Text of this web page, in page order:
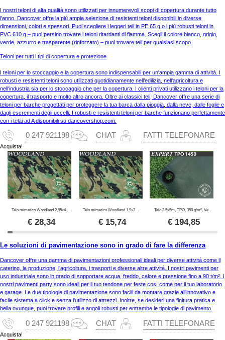
I nostri teloni di alta qualità sono utilizzati per innumerevoli scopi di copertura durante tutto
l'anno. Dancover offre la più ampia selezione di resistenti teloni disponibili in diverse
dimensioni, colori e spessori. Puoi scegliere i leggeri teli in PE 65 g o i più robusti teloni in
PVC 610 g – puoi persino trovare i teloni ritardanti di fiamma. Scegli il colore bianco, grigio,
verde, azzurro e trasparente (rinforzato) – puoi trovare teli per qualsiasi scopo.
Teloni per tutti i tipi di copertura e protezione
I teloni per lo stoccaggio e la copertura sono indispensabili per un'ampia gamma di attivitá. I
robusti e resistenti teloni sono utilizzati quotidianamente nell’edilizia, nell'agricoltura e
nell'industria sia per lo stoccaggio che per la copertura. I clienti privati utilizzano i teloni per la
copertura, il trasporto e molto altro ancora. Oltre ai classici teli, Dancover offre una serie di
teloni per barche progettati per proteggere la tua barca dalla pioggia, dalla neve, dalle foglie e
dagli escrementi degli uccelli. I robusti e resistenti teloni per barche funzionano perfettamente
con i telai ad A disponibili su dancovershop.com.
0 247 921198 CHAT FATTI TELEFONARE
Acquista!
Telo mimetico Woodland 2,85x4m, 100g/m²
€ 28,34
Telo mimetico Woodland 1,9x3m, 100g/m²
€ 15,74
Telo 3,5x5m, TPO, 350 g/m², Verde
€ 194,85
Le soluzioni di pavimentazione sono in grado di fare la differenza
Dancover offre una gamma di pavimentazioni professionali ideali per diverse attivitá come il
catering, la produzione, l’agricoltura, i trasporti e diverse altre attivitá. I nostri pavimenti per
uso industriale sono in grado di sopportare acqua, freddo, calore e pressione fino a 90 t/m². I
nostri pavimenti party sono ideali per il tuo tendone per feste così come per il tuo laboratorio
e garage. Le due tipologie di pavimentazione sono facili da montare grazie all’innovativo e
facile sistema a click e senza l'utilizzo di attrezzi. Inoltre, se desideri una finitura pratica e
bella ovunque, puoi trovare profili e angoli robusti per entrambe le tipologie di pavimento.
0 247 921198 CHAT FATTI TELEFONARE
Acquista!